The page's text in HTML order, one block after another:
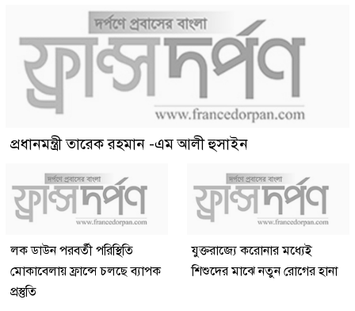
প্রধানমন্ত্রী তারেক রহমান -এম আলী হুসাইন
লক ডাউন পরবর্তী পরিস্থিতি
মোকাবেলায় ফ্রান্সে চলছে ব্যাপক
প্রস্তুতি
যুক্তরাজ্যে করোনার মধ্যেই
শিশুদের মাঝে নতুন রোগের হানা